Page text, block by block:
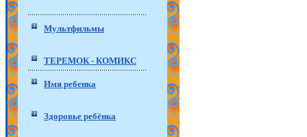
Мультфильмы
ТЕРЕМОК - КОМИКС
Имя ребенка
Здоровье ребёнка